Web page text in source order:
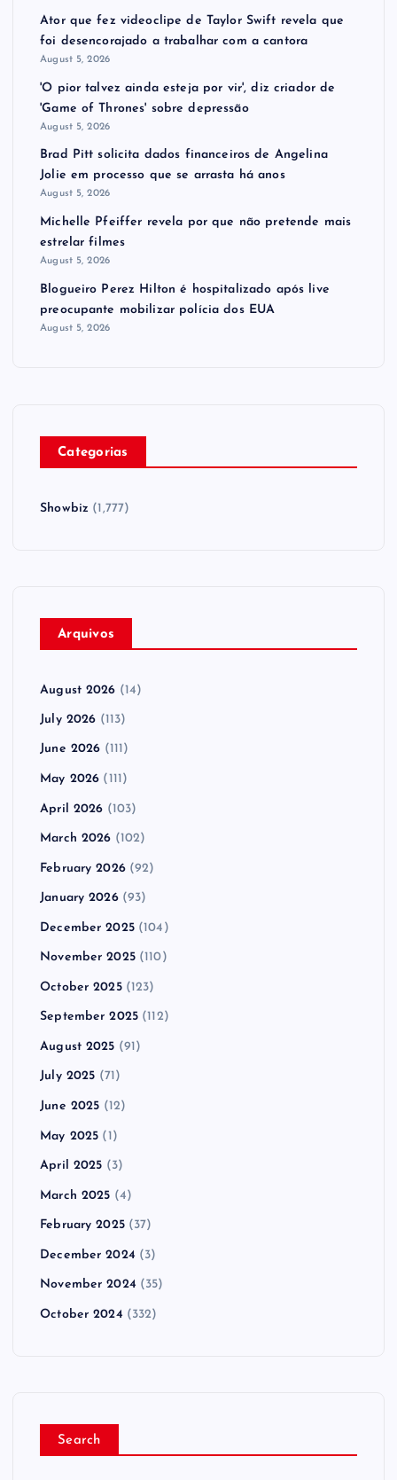
Ator que fez videoclipe de Taylor Swift revela que
foi desencorajado a trabalhar com a cantora
August 5, 2026
'O pior talvez ainda esteja por vir', diz criador de
'Game of Thrones' sobre depressão
August 5, 2026
Brad Pitt solicita dados financeiros de Angelina
Jolie em processo que se arrasta há anos
August 5, 2026
Michelle Pfeiffer revela por que não pretende mais
estrelar filmes
August 5, 2026
Blogueiro Perez Hilton é hospitalizado após live
preocupante mobilizar polícia dos EUA
August 5, 2026
Categorias
Showbiz (1,777)
Arquivos
August 2026 (14)
July 2026 (113)
June 2026 (111)
May 2026 (111)
April 2026 (103)
March 2026 (102)
February 2026(92)
January 2026(93)
December 2025(104)
November 2025(110)
October 2025(123)
September 2025 (112)
August 2025 (91)
July 2025 (71)
June 2025 (12)
May 2025 (1)
April 2025 (3)
March 2025 (4)
February 2025(37)
December 2024 (3)
November 2024 (35)
October 2024 (332)
Search